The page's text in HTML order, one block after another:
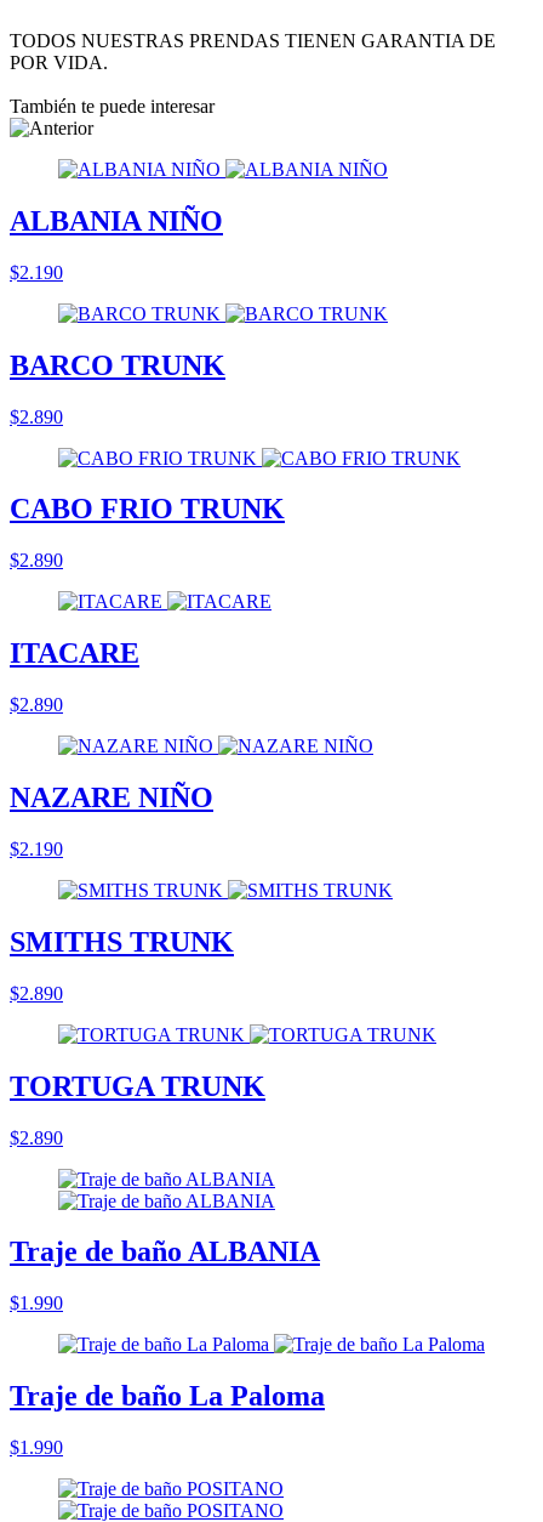
TODOS NUESTRAS PRENDAS TIENEN GARANTIA DE
POR VIDA.
También te puede interesar
ALBANIA NIÑO
$2.190
BARCO TRUNK
$2.890
CABO FRIO TRUNK
$2.890
ITACARE
$2.890
NAZARE NIÑO
$2.190
SMITHS TRUNK
$2.890
TORTUGA TRUNK
$2.890
Traje de baño ALBANIA
$1.990
Traje de baño La Paloma
$1.990